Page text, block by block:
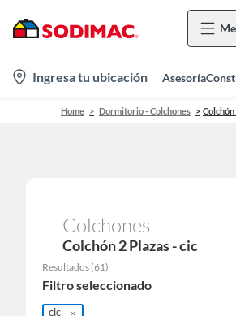
location-
icon
Ingresa tu ubicación Asesoría
Home Dormitorio - Colchones Colchón
Colchones
Colchón 2 Plazas - cic
Resultados (61)
Filtro seleccionado
cic